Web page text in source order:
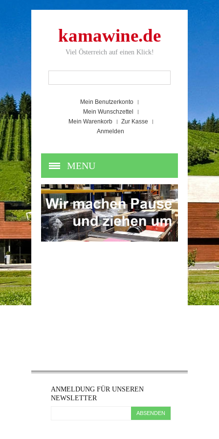
kamawine.de
Viel Österreich auf einen Klick!
Mein Benutzerkonto
Mein Wunschzettel
Mein Warenkorb
Zur Kasse
Anmelden
MENU
ANMELDUNG FÜR UNSEREN
NEWSLETTER
ABSENDEN